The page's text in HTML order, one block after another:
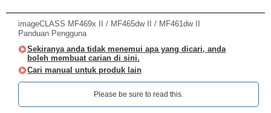
imageCLASS MF469x II / MF465dw II / MF461dw II
Panduan Pengguna
Sekiranya anda tidak menemui apa yang dicari, anda
boleh membuat carian di sini.
Cari manual untuk produk lain
Please be sure to read this.‎